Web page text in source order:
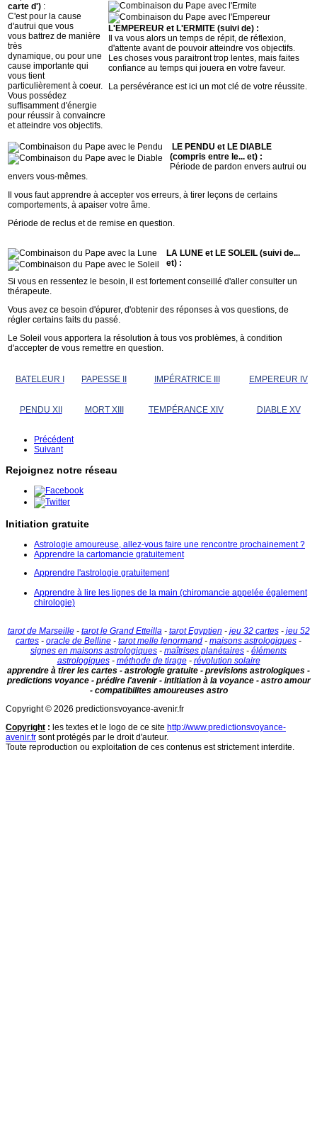
carte d') :
C'est pour la cause
d'autrui que vous
vous battrez de manière
très
dynamique, ou pour une
cause importante qui
vous tient
particulièrement à coeur.
Vous possédez
suffisamment d'énergie
pour réussir à convaincre
et atteindre vos objectifs.
L'EMPEREUR et L'ERMITE (suivi de) :
Il va vous alors un temps de répit, de réflexion,
d'attente avant de pouvoir atteindre vos objectifs.
Les choses vous paraitront trop lentes, mais faites
confiance au temps qui jouera en votre faveur.
La persévérance est ici un mot clé de votre réussite.
LE PENDU et LE DIABLE
(compris entre le... et) :
Période de pardon envers autrui ou
envers vous-mêmes.
Il vous faut apprendre à accepter vos erreurs, à tirer leçons de certains
comportements, à apaiser votre âme.
Période de reclus et de remise en question.
LA LUNE et LE SOLEIL (suivi de...
et) :
Si vous en ressentez le besoin, il est fortement conseillé d'aller consulter un
thérapeute.
Vous avez ce besoin d'épurer, d'obtenir des réponses à vos questions, de
régler certains faits du passé.
Le Soleil vous apportera la résolution à tous vos problèmes, à condition
d'accepter de vous remettre en question.
BATELEUR I PAPESSE II IMPÉRATRICE III EMPEREUR IV
PENDU XII MORT XIII TEMPÉRANCE XIV DIABLE XV
Précédent
Suivant
Rejoignez notre réseau
Initiation gratuite
Astrologie amoureuse, allez-vous faire une rencontre prochainement ?
Apprendre la cartomancie gratuitement
Apprendre l'astrologie gratuitement
Apprendre à lire les lignes de la main (chiromancie appelée également
chirologie)
tarot de Marseille- tarot le Grand Etteilla- tarot Egyptien - jeu 32 cartes- jeu 52
cartes - oracle de Belline - tarot melle lenormand - maisons astrologiques -
signes en maisons astrologiques - maîtrises planétaires - éléments
astrologiques- méthode de tirage- révolution solaire
apprendre à tirer les cartes - astrologie gratuite - previsions astrologiques -
predictions voyance - prédire l'avenir - intitiation à la voyance - astro amour
- compatibilites amoureuses astro
Copyright © 2026 predictionsvoyance-avenir.fr
Copyright : les textes et le logo de ce site http://www.predictionsvoyance-
avenir.fr sont protégés par le droit d'auteur.
Toute reproduction ou exploitation de ces contenus est strictement interdite.